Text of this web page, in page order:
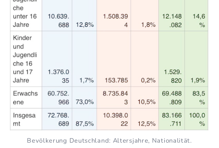
Bevölkerung Deutschland: Altersjahre, Nationalität.